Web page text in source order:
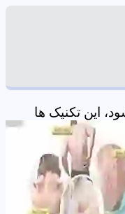
این تکنیک ها